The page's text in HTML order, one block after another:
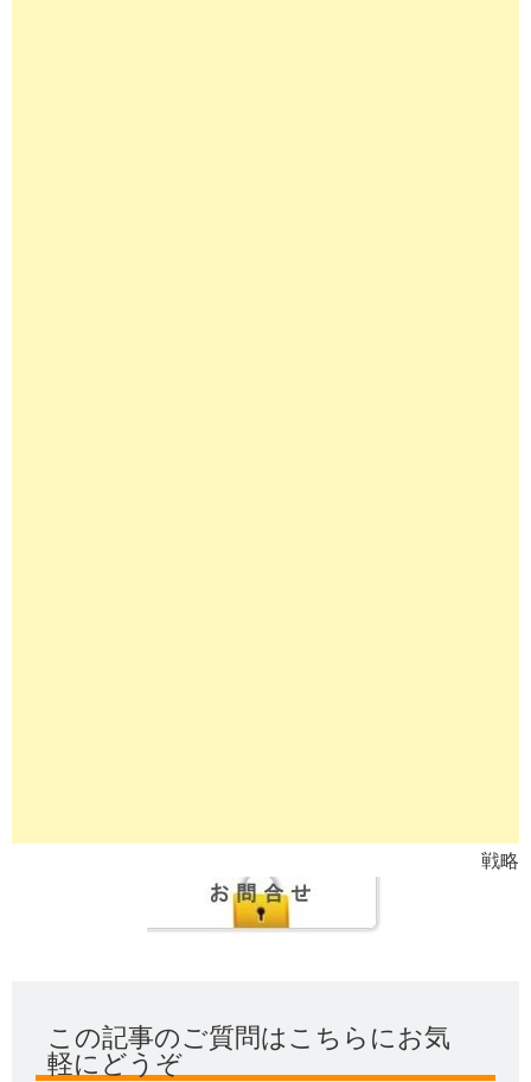
戦略
この記事のご質問はこちらにお気
軽にどうぞ